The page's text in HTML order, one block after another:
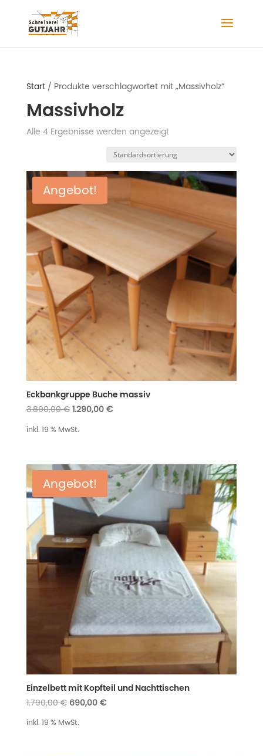
Start/ Produkte verschlagwortet mit „Massivholz“
Massivholz
Alle 4 Ergebnisse werden angezeigt
Angebot!
Eckbankgruppe Buche massiv
3.890,00€ Ursprünglicher
war:
1.290,00 €Aktueller
inkl. 19 % MwSt.
Angebot!
Einzelbett mit Kopfteil und Nachttischen
1.790,00€ Ursprünglicher
690,00 €Aktueller
inkl. 19 % MwSt.